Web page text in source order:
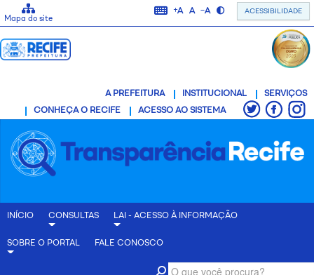
Mapa do site
Informação sobre teclas de atalho
Aumentar tamanho da fonte
Resetar fonte para o tamanho
Diminuir tamanho da fonte
Ativar alto contraste
ACESSIBILIDADE
A PREFEITURA INSTITUCIONAL SERVIÇOS
CONHEÇA O RECIFE ACESSO AO SISTEMA
INÍCIO CONSULTAS LAI - ACESSO À INFORMAÇÃO
SOBRE O PORTAL FALE CONOSCO